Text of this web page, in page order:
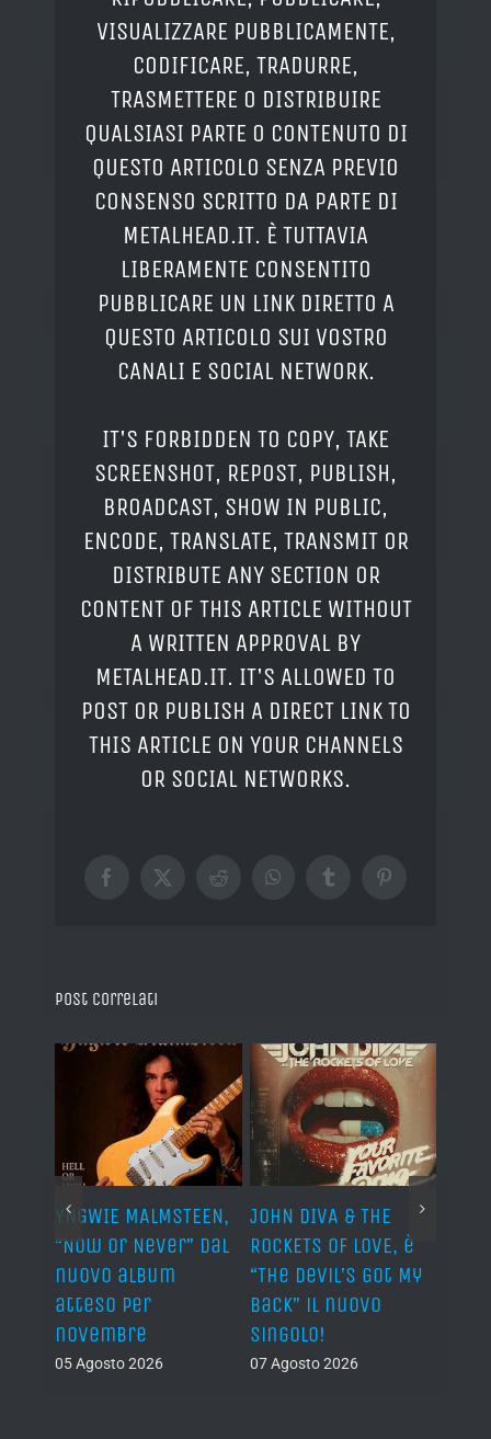
VISUALIZZARE PUBBLICAMENTE,
CODIFICARE, TRADURRE,
TRASMETTERE O DISTRIBUIRE
QUALSIASI PARTE O CONTENUTO DI
QUESTO ARTICOLO SENZA PREVIO
CONSENSO SCRITTO DA PARTE DI
METALHEAD.IT. È TUTTAVIA
LIBERAMENTE CONSENTITO
PUBBLICARE UN LINK DIRETTO A
QUESTO ARTICOLO SUI VOSTRO
CANALI E SOCIAL NETWORK.
IT'S FORBIDDEN TO COPY, TAKE
SCREENSHOT, REPOST, PUBLISH,
BROADCAST, SHOW IN PUBLIC,
ENCODE, TRANSLATE, TRANSMIT OR
DISTRIBUTE ANY SECTION OR
CONTENT OF THIS ARTICLE WITHOUT
A WRITTEN APPROVAL BY
METALHEAD.IT. IT'S ALLOWED TO
POST OR PUBLISH A DIRECT LINK TO
THIS ARTICLE ON YOUR CHANNELS
OR SOCIAL NETWORKS.
Facebook
X RedditWhatsAppTumblrPinterest
Post correlati
My
FELINE MELINDA,
annunciano il
nuovo EP
06 Agosto 2026
BELPHEGOR, conclusi
i lavori per il 13°
disco atteso per il
2027
05 Agosto 2026